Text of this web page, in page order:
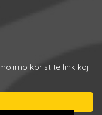
koristite link koji